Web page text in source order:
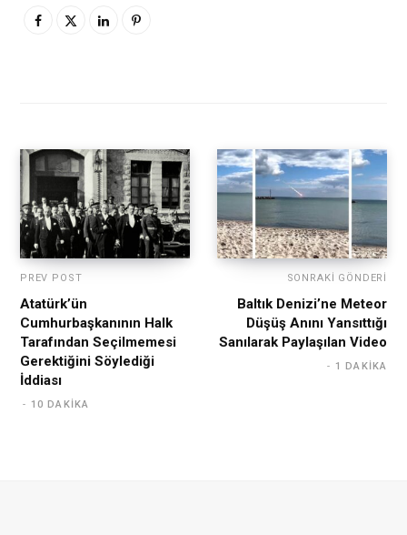
PREV POST
Atatürk’ün
Cumhurbaşkanının Halk
Tarafından Seçilmemesi
Gerektiğini Söylediği
İddiası
10 DAKIKA
SONRAKI GÖNDERI
Baltık Denizi’ne Meteor
Düşüş Anını Yansıttığı
Sanılarak Paylaşılan Video
1 DAKIKA